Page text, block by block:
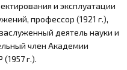
и эксплуатации
профессор (1921 г.),
деятель науки и
член Академии
г.).